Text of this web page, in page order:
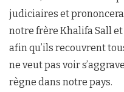
judiciaires et
notre frère Khalifa Sall
afin qu’ils recouvrent
ne veut pas voir
règne dans notre pays.